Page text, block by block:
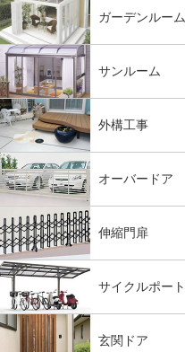
ガーデンルーム
サンルーム
外構工事
オーバードア
伸縮門扉
サイクルポート
玄関ドア